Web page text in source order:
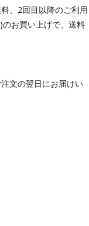
、2回目以降のご利用
お買い上げで、送料
文の翌日にお届けい